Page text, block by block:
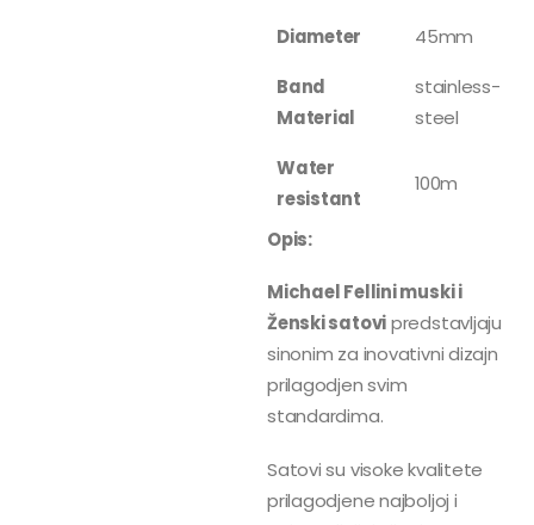
Diameter
45mm
Band
Material
stainless-
steel
Water
resistant
100m
Opis:
Michael Fellini muski i
Ženski satovipredstavljaju
sinonim za inovativni dizajn
prilagodjen svim
standardima.
Satovi su visoke kvalitete
prilagodjene najboljoj i